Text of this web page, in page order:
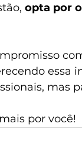
opta por
mas
por você!